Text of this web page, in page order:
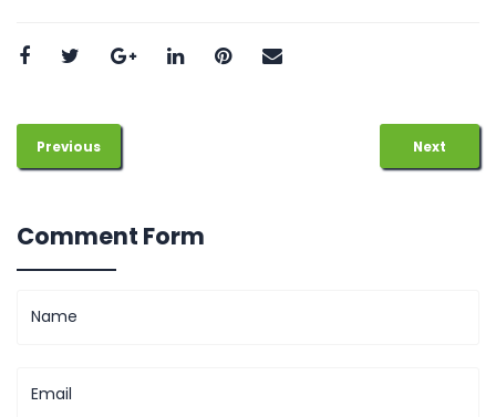
Previous Next
Comment Form